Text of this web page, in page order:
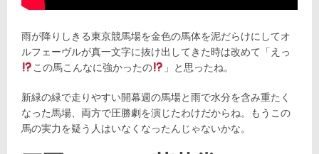
雨が降りしきる東京競馬場を金色の馬体を泥だらけにしてオ
ルフェーヴルが真一文字に抜け出してきた時は改めて「えっ
この馬こんなに強かったの
」と思ったね。
新緑の緑で走りやすい開幕週の馬場と雨で水分を含み重たく
なった馬場、両方で圧勝劇を演じたわけだからね。もうこの
馬の実力を疑う人はいなくなったんじゃないかな。